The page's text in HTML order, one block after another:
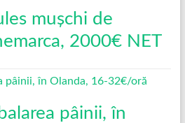
mușchi de
2000€ NET
pâinii, în